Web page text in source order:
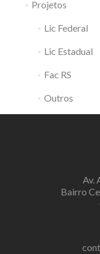
Projetos
Lic Federal
Lic Estadual
Fac RS
Outros
Av.
Bairro